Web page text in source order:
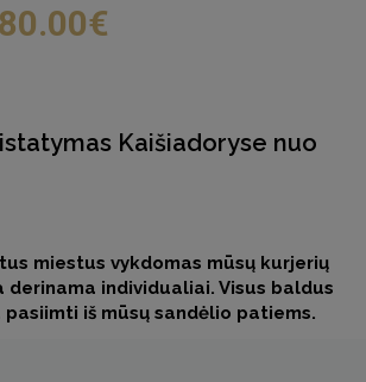
80.00€
Kaišiadoryse nuo
miestus vykdomas mūsų kurjerių
derinama individualiai. Visus baldus
iš mūsų sandėlio patiems.